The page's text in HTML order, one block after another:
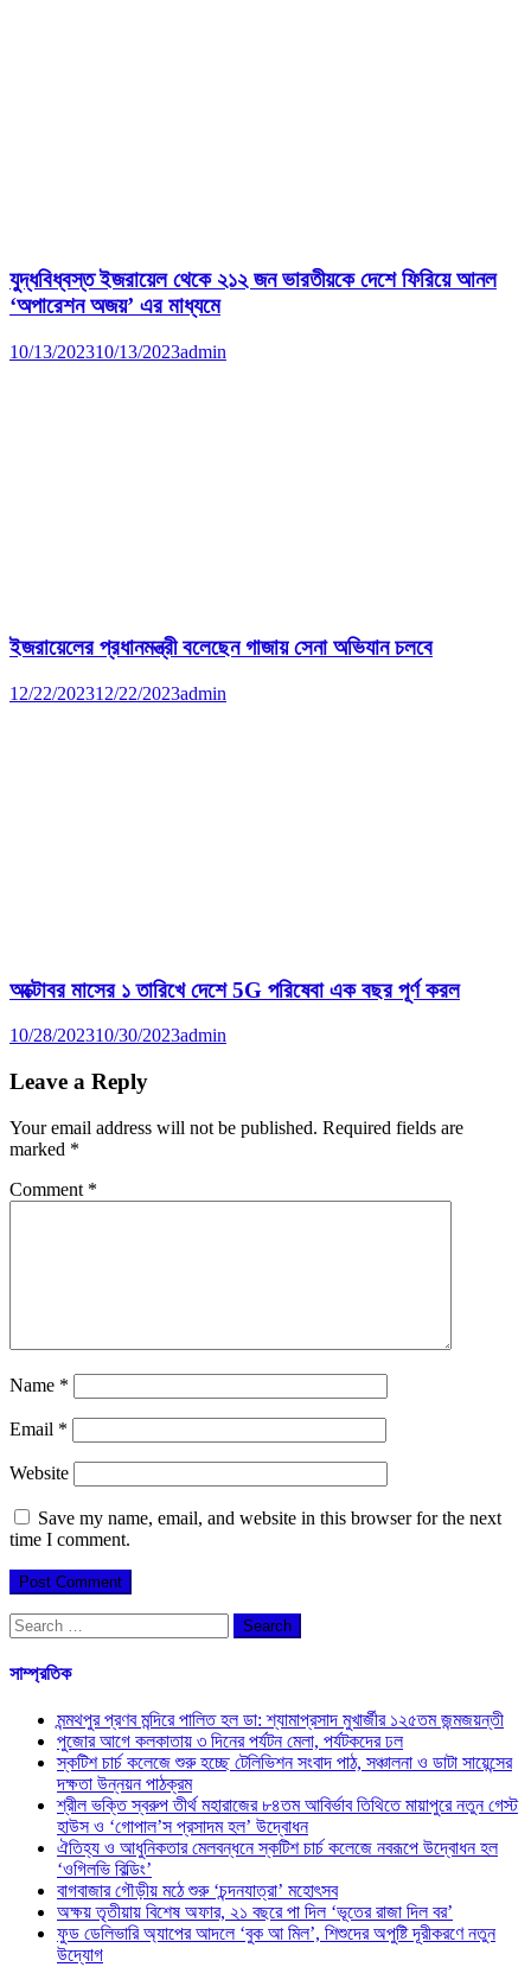
যুদ্ধবিধ্বস্ত ইজরায়েল থেকে ২১২ জন ভারতীয়কে দেশে ফিরিয়ে আনল
‘অপারেশন অজয়’ এর মাধ্যমে
10/13/202310/13/2023admin
ইজরায়েলের প্রধানমন্ত্রী বলেছেন গাজায় সেনা অভিযান চলবে
12/22/202312/22/2023admin
অক্টোবর মাসের ১ তারিখে দেশে 5G পরিষেবা এক বছর পূর্ণ করল
10/28/202310/30/2023admin
Leave a Reply
Your email address will not be published. Required fields are
marked *
Comment *
Name *
Email *
Website
Save my name, email, and website in this browser for the next
time I comment.
Search
for:
সাম্প্রতিক
মন্মথপুর প্রণব মন্দিরে পালিত হল ডা: শ্যামাপ্রসাদ মুখার্জীর ১২৫তম জন্মজয়ন্তী
পুজোর আগে কলকাতায় ৩ দিনের পর্যটন মেলা, পর্যটকদের ঢল
স্কটিশ চার্চ কলেজে শুরু হচ্ছে টেলিভিশন সংবাদ পাঠ, সঞ্চালনা ও ডাটা সায়েন্সের
দক্ষতা উন্নয়ন পাঠক্রম
শ্রীল ভক্তি স্বরুপ তীর্থ মহারাজের ৮৪তম আবির্ভাব তিথিতে মায়াপুরে নতুন গেস্ট
হাউস ও ‘গোপাল’স প্রসাদম হল’ উদ্বোধন
ঐতিহ্য ও আধুনিকতার মেলবন্ধনে স্কটিশ চার্চ কলেজে নবরূপে উদ্বোধন হল
‘ওগিলভি বিল্ডিং’
বাগবাজার গৌড়ীয় মঠে শুরু ‘চন্দনযাত্রা’ মহোৎসব
অক্ষয় তৃতীয়ায় বিশেষ অফার, ২১ বছরে পা দিল ‘ভূতের রাজা দিল বর’
ফুড ডেলিভারি অ্যাপের আদলে ‘বুক আ মিল’, শিশুদের অপুষ্টি দূরীকরণে নতুন
উদ্যোগ